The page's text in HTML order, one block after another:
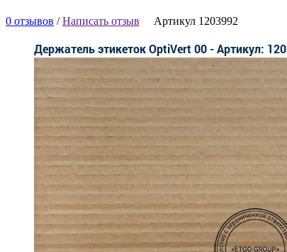
0 отзывов /Написать отзыв Артикул 1203992